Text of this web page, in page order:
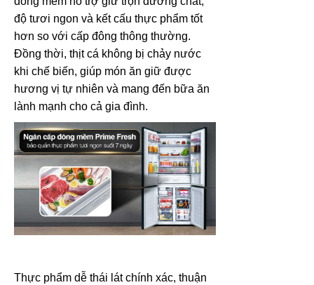
độ tươi ngon và kết cấu thực phẩm tốt
hơn so với cấp đông thông thường.
Đồng thời, thịt cá không bị chảy nước
khi chế biến, giúp món ăn giữ được
hương vị tự nhiên và mang đến bữa ăn
lành mạnh cho cả gia đình.
Thực phẩm dễ thái lát chính xác, thuận